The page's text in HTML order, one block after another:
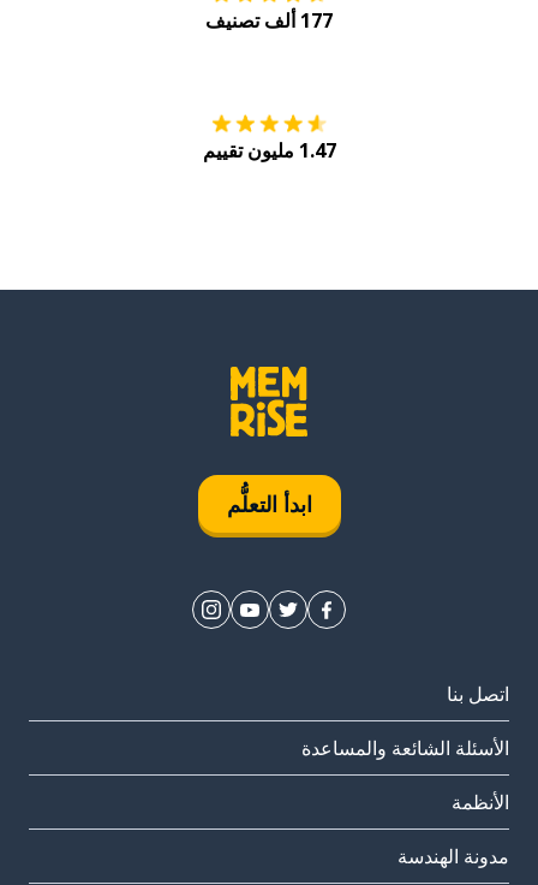
177 ألف تصنيف
1.47 مليون تقييم
ابدأ التعلُّم
اتصل بنا
الأسئلة الشائعة والمساعدة
الأنظمة
مدونة الهندسة